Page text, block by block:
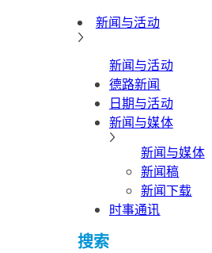
新闻与活动
新闻与活动
德路新闻
日期与活动
新闻与媒体
新闻与媒体
新闻稿
新闻下载
时事通讯
搜索